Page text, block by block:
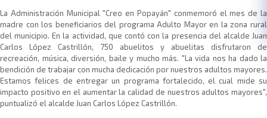
La Administración Municipal "Creo en Popayán" conmemoró el mes de la
madre con los beneficiarios del programa Adulto Mayor en la zona rural
del municipio. En la actividad, que contó con la presencia del alcalde Juan
Carlos López Castrillón, 750 abuelitos y abuelitas disfrutaron de
recreación, música, diversión, baile y mucho más. "La vida nos ha dado la
bendición de trabajar con mucha dedicación por nuestros adultos mayores.
Estamos felices de entregar un programa fortalecido, el cual mide su
impacto positivo en el aumentar la calidad de nuestros adultos mayores",
puntualizó el alcalde Juan Carlos López Castrillón.